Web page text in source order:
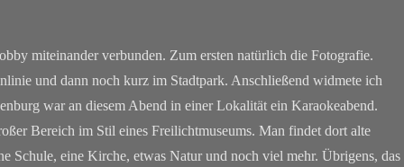
miteinander verbunden. Zum ersten natürlich die Fotografie.
und dann noch kurz im Stadtpark. Anschließend widmete ich
war an diesem Abend in einer Lokalität ein Karaokeabend.
Bereich im Stil eines Freilichtmuseums. Man findet dort alte
Schule, eine Kirche, etwas Natur und noch viel mehr. Übrigens, das